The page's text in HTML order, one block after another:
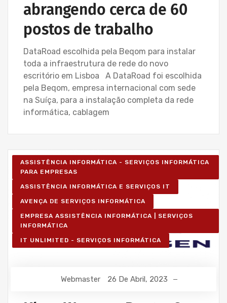
abrangendo cerca de 60
postos de trabalho
DataRoad escolhida pela Beqom para instalar
toda a infraestrutura de rede do novo
escritório em Lisboa A DataRoad foi escolhida
pela Beqom, empresa internacional com sede
na Suíça, para a instalação completa da rede
informática, cablagem
ASSISTÊNCIA INFORMÁTICA - SERVIÇOS INFORMÁTICA
PARA EMPRESAS
ASSISTÊNCIA INFORMÁTICA E SERVIÇOS IT
AVENÇA DE SERVIÇOS INFORMÁTICA
EMPRESA ASSISTÊNCIA INFORMÁTICA | SERVIÇOS
INFORMÁTICA
IT UNLIMITED - SERVIÇOS INFORMÁTICA
Webmaster 26 De Abril, 2023